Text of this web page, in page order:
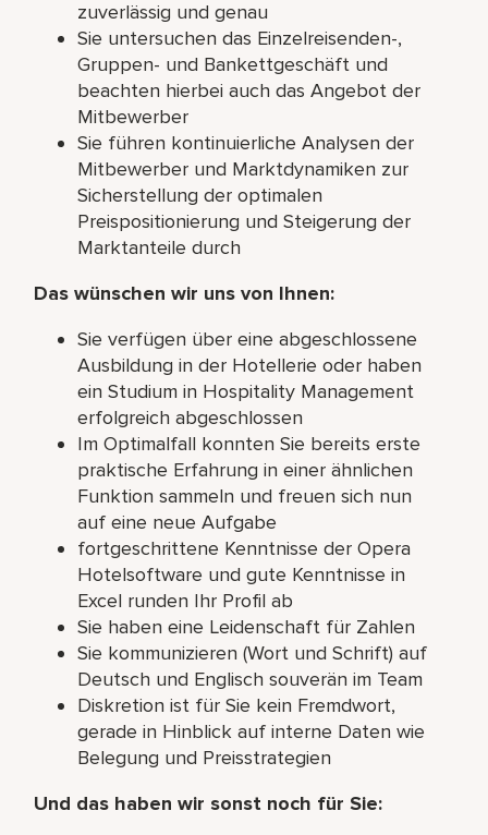
zuverlässig und genau
Sie untersuchen das Einzelreisenden-,
Gruppen- und Bankettgeschäft und
beachten hierbei auch das Angebot der
Mitbewerber
Sie führen kontinuierliche Analysen der
Mitbewerber und Marktdynamiken zur
Sicherstellung der optimalen
Preispositionierung und Steigerung der
Marktanteile durch
Das wünschen wir uns von Ihnen:
Sie verfügen über eine abgeschlossene
Ausbildung in der Hotellerie oder haben
ein Studium in Hospitality Management
erfolgreich abgeschlossen
Im Optimalfall konnten Sie bereits erste
praktische Erfahrung in einer ähnlichen
Funktion sammeln und freuen sich nun
auf eine neue Aufgabe
fortgeschrittene Kenntnisse der Opera
Hotelsoftware und gute Kenntnisse in
Excel runden Ihr Profil ab
Sie haben eine Leidenschaft für Zahlen
Sie kommunizieren (Wort und Schrift) auf
Deutsch und Englisch souverän im Team
Diskretion ist für Sie kein Fremdwort,
gerade in Hinblick auf interne Daten wie
Belegung und Preisstrategien
Und das haben wir sonst noch für Sie: